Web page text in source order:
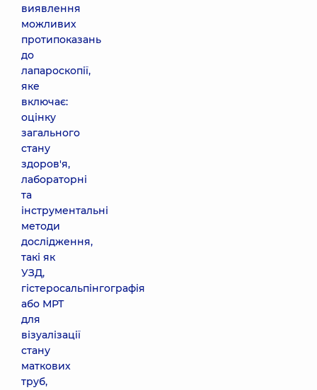
виявлення
можливих
протипоказань
до
лапароскопії,
яке
включає:
оцінку
загального
стану
здоров'я,
лабораторні
та
інструментальні
методи
дослідження,
такі як
УЗД,
гістеросальпінгографія
або МРТ
для
візуалізації
стану
маткових
труб,